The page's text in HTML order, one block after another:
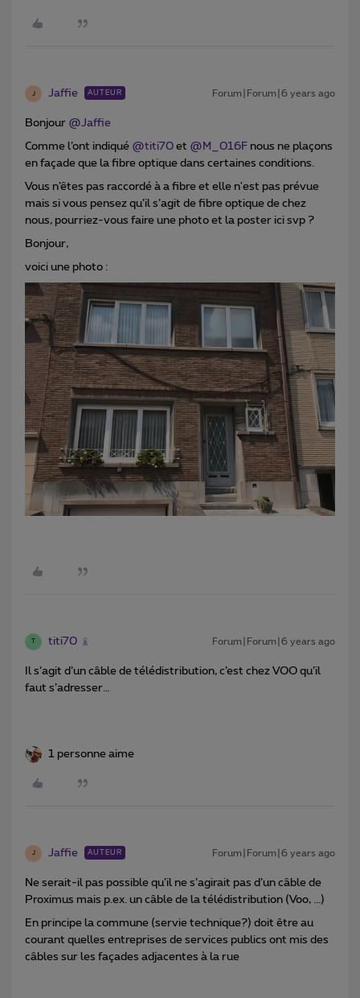
Jaffie AUTEUR Forum|Forum|6 years ago
Bonjour @Jaffie
Comme l’ont indiqué @titi70 et @M_016F nous ne plaçons
en façade que la fibre optique dans certaines conditions.
Vous n’êtes pas raccordé à a fibre et elle n'est pas prévue
mais si vous pensez qu’il s’agit de fibre optique de chez
nous, pourriez-vous faire une photo et la poster ici svp ?
Bonjour,
voici une photo :
titi70 Forum|Forum|6 years ago
Il s’agit d’un câble de télédistribution, c’est chez VOO qu’il
faut s’adresser…
1 personne aime
J Jaffie AUTEUR Forum|Forum|6 years ago
Ne serait-il pas possible qu’il ne s’agirait pas d’un câble de
Proximus mais p.ex. un câble de la télédistribution (Voo, ...)
En principe la commune (servie technique?) doit être au
courant quelles entreprises de services publics ont mis des
câbles sur les façades adjacentes à la rue